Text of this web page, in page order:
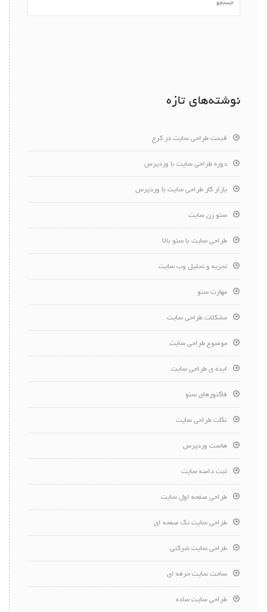
نوشته‌های تازه
قیمت طراحی سایت در کرج
دوره طراحی سایت با وردپرس
بازار کار طراحی سایت با وردپرس
سئو زن سایت
طراحی سایت با سئو بالا
تجزیه و تحلیل وب سایت
مهارت سئو
مشکلات طراحی سایت
موضوع طراحی سایت
ایده ی طراحی سایت
فاکتورهای سئو
نکات طراحی سایت
هاست وردپرس
ثبت دامنه سایت
طراحی صفحه اول سایت
طراحی سایت تک صفحه ای
طراحی سایت شرکتی
ساخت سایت حرفه ای
طراحی سایت ساده